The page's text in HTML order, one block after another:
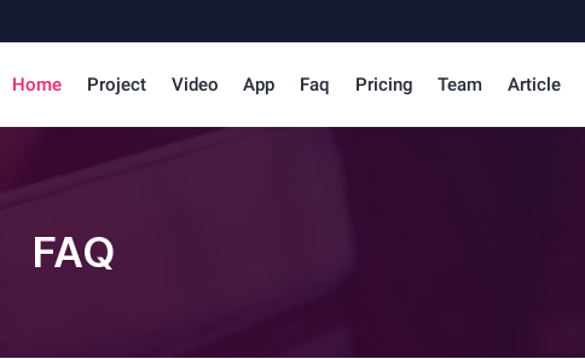
Home Project Video App Faq Pricing Team Article
FAQ